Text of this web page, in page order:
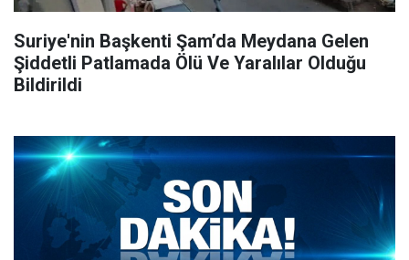
Suriye'nin Başkenti Şam’da Meydana Gelen
Şiddetli Patlamada Ölü Ve Yaralılar Olduğu
Bildirildi